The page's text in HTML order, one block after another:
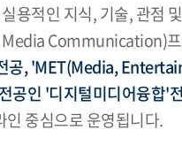
용적인 지식, 기술, 관점
Media Communication)
공, 'MET(Media,
공인 '디지털미디어융합'
중심으로 운영됩니다.